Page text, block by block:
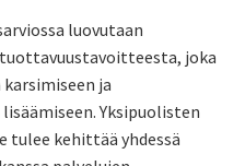
luovutaan
joka
ja
Yksipuolisten
kehittää yhdessä